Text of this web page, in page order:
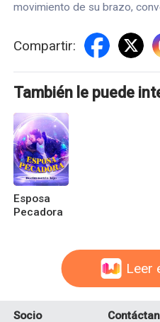
movimiento de su brazo,
amo...
Compartir:
También le puede
Esposa
Pecadora
Leer
Socio